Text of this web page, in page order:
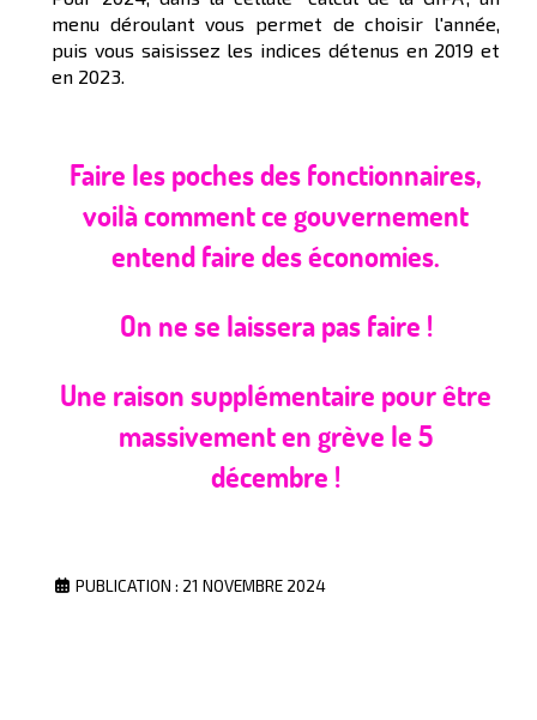
menu déroulant vous permet de choisir l'année,
puis vous saisissez les indices détenus en 2019 et
en 2023.
Faire les poches des fonctionnaires,
voilàcomment ce gouvernement
entend faire des économies.
On ne se laissera pas faire !
Une raison supplémentaire pour être
massivement en grève le 5
décembre !
PUBLICATION : 21 NOVEMBRE 2024